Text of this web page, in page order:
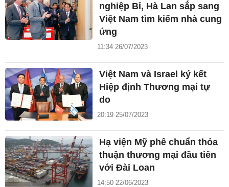
nghiệp Bỉ, Hà Lan sắp sang
Việt Nam tìm kiếm nhà cung
ứng
11:34 26/07/2023
Việt Nam và Israel ký kết
Hiệp định Thương mại tự
do
20:19 25/07/2023
Hạ viện Mỹ phê chuẩn thỏa
thuận thương mại đầu tiên
với Đài Loan
14:50 22/06/2023